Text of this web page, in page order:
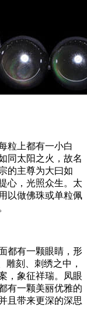
粒上都有一小白
同太阳之火，故名
的主尊为大曰如
心，光照众生。太
以做佛珠或单粒佩
都有一颗眼睛，形
雕刻、刺绣之中，
，象征祥瑞。凤眼
有一颗美丽优雅的
且带来更深的深思